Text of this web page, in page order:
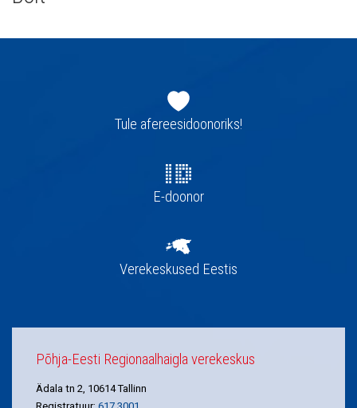
navigatsioonTule afereesidoonoriks!
E-doonor
Verekeskused Eestis
Põhja-Eesti Regionaalhaigla verekeskus
Ädala tn 2, 10614 Tallinn